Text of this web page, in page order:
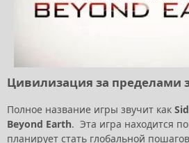
Цивилизация за пределами
Полное название игры звучит как
Beyond Earth. Эта игра находится
планирует стать глобальной